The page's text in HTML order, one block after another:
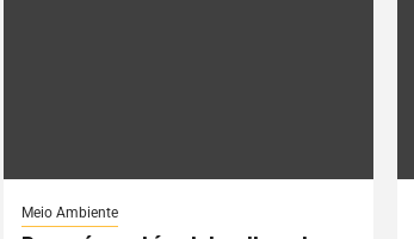
Meio Ambiente